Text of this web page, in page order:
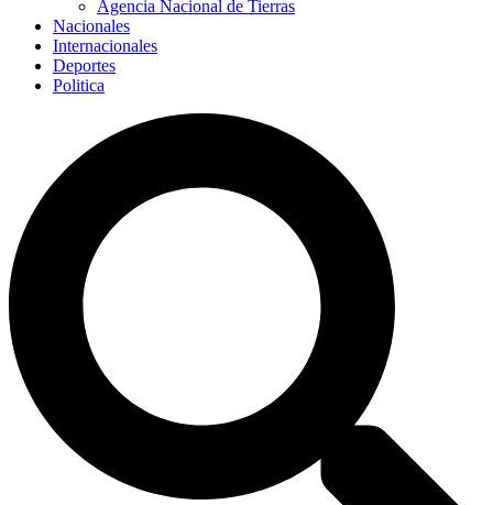
Agencia Nacional de Tierras
Nacionales
Internacionales
Deportes
Politica